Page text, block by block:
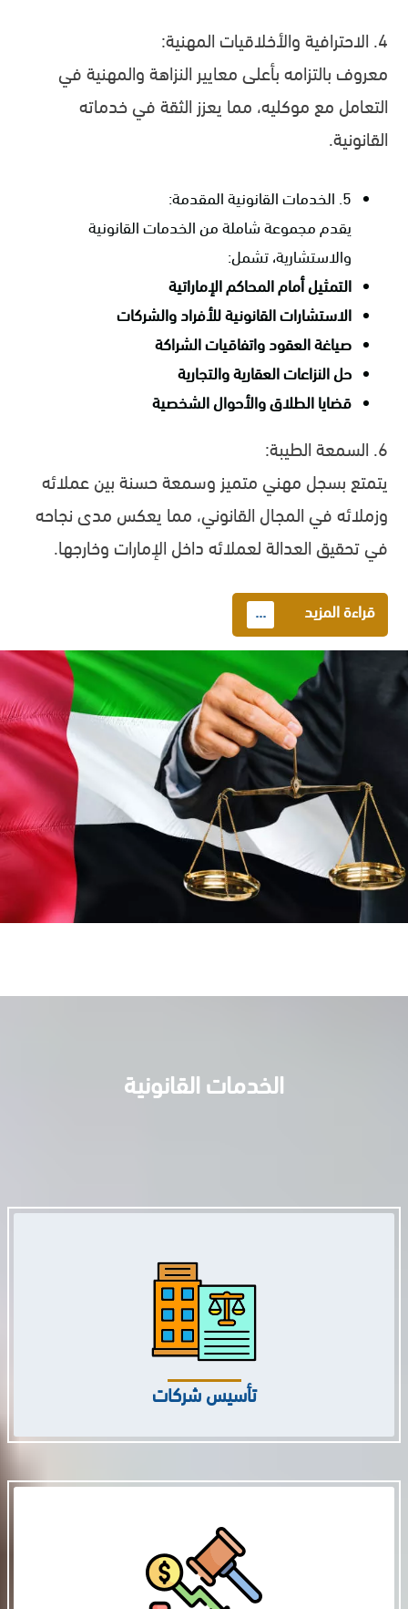
4. الاحترافية والأخلاقيات المهنية:
معروف بالتزامه بأعلى معايير النزاهة والمهنية في
التعامل مع موكليه، مما يعزز الثقة في خدماته
القانونية.
5. الخدمات القانونية المقدمة:
يقدم مجموعة شاملة من الخدمات القانونية
والاستشارية، تشمل:
التمثيل أمام المحاكم الإماراتية
الاستشارات القانونية للأفراد والشركات
صياغة العقود واتفاقيات الشراكة
حل النزاعات العقارية والتجارية
قضايا الطلاق والأحوال الشخصية
6. السمعة الطيبة:
يتمتع بسجل مهني متميز وسمعة حسنة بين عملائه
وزملائه في المجال القانوني، مما يعكس مدى نجاحه
في تحقيق العدالة لعملائه داخل الإمارات وخارجها.
قراءة المزيد ...
الخدمات القانونية
تأسيس شركات